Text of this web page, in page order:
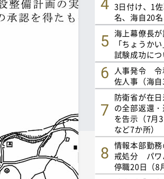
3日付け、1
名、海自20名
海上幕僚長
「ちょうか
試験成功につ
人事発令 令
佐人事（海自
防衛省が在
の全部返還
を告示（7月
など7か所）
情報本部勤
戒処分 パワ
停職20日（8